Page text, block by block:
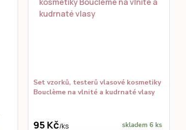
Set vzorků, testerů vlasové kosmetiky
Bouclème na vlnité a kudrnaté vlasy
95 Kč/ks skladem 6 ks